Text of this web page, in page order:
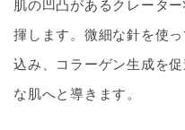
肌の凹凸があるクレータ
揮します。微細な針を使
込み、コラーゲン生成を
な肌へと導きます。